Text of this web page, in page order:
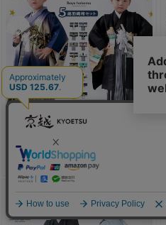
【豪華安心12点フルセット】 七五三
着物 男の子 5歳 袴 購入 販売 鷹兜松
鷹 兜 男児 753 羽織袴 羽織 袴セット
男の子袴 セット 和装 レトロ 龍 子供
120cm (rg)
16,990円(税込)